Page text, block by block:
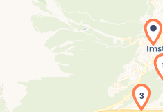
Laden der Karte...
3